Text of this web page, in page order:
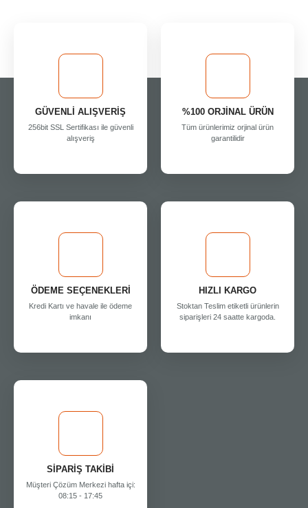
GÜVENLİ ALIŞVERİŞ
256bit SSL Sertifikası ile güvenli
alışveriş
%100 ORJİNAL ÜRÜN
Tüm ürünlerimiz orjinal ürün
garantilidir
ÖDEME SEÇENEKLERİ
Kredi Kartı ve havale ile ödeme
imkanı
HIZLI KARGO
Stoktan Teslim etiketli ürünlerin
siparişleri 24 saatte kargoda.
SİPARİŞ TAKİBİ
Müşteri Çözüm Merkezi hafta içi:
08:15 - 17:45